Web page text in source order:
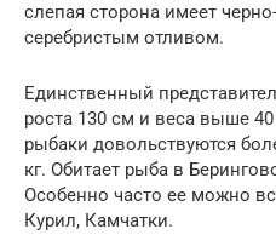
слепая сторона имеет
серебристым отливом.
Единственный
роста 130 см и веса выше
рыбаки довольствуются
кг. Обитает рыба в
Особенно часто ее можно
Курил, Камчатки.